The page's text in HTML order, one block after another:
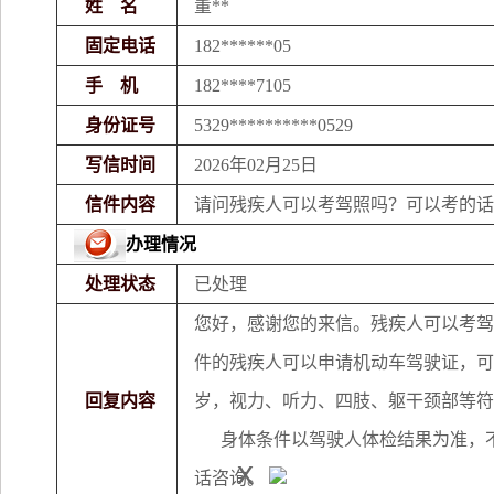
x
姓 名 董**
固定电话 182******05
手 机 182****7105
身份证号 5329**********0529
写信时间 2026年02月25日
信件内容 请问残疾人可以考驾照吗？可以考的
办理情况
处理状态 已处理
回复内容
您好，感谢您的来信。残疾人可以考
件的残疾人可以申请机动车驾驶证，
岁，视力、听力、四肢、躯干颈部等
身体条件以驾驶人体检结果为准，
话咨询。